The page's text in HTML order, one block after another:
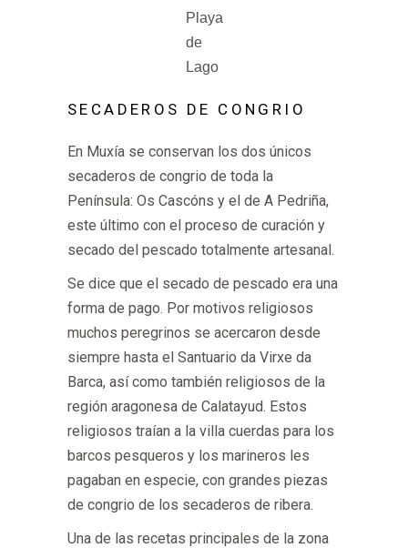
Playa
de
Lago
SECADEROS DE CONGRIO
En Muxía se conservan los dos únicos
secaderos de congrio de toda la
Península: Os Cascóns y el de A Pedriña,
este último con el proceso de curación y
secado del pescado totalmente artesanal.
Se dice que el secado de pescado era una
forma de pago. Por motivos religiosos
muchos peregrinos se acercaron desde
siempre hasta el Santuario da Virxe da
Barca, así como también religiosos de la
región aragonesa de Calatayud. Estos
religiosos traían a la villa cuerdas para los
barcos pesqueros y los marineros les
pagaban en especie, con grandes piezas
de congrio de los secaderos de ribera.
Una de las recetas principales de la zona